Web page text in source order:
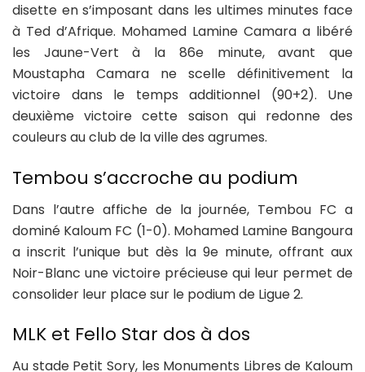
disette en s’imposant dans les ultimes minutes face
à Ted d’Afrique. Mohamed Lamine Camara a libéré
les Jaune-Vert à la 86e minute, avant que
Moustapha Camara ne scelle définitivement la
victoire dans le temps additionnel (90+2). Une
deuxième victoire cette saison qui redonne des
couleurs au club de la ville des agrumes.
Tembou s’accroche au podium
Dans l’autre affiche de la journée, Tembou FC a
dominé Kaloum FC (1-0). Mohamed Lamine Bangoura
a inscrit l’unique but dès la 9e minute, offrant aux
Noir-Blanc une victoire précieuse qui leur permet de
consolider leur place sur le podium de Ligue 2.
MLK et Fello Star dos à dos
Au stade Petit Sory, les Monuments Libres de Kaloum